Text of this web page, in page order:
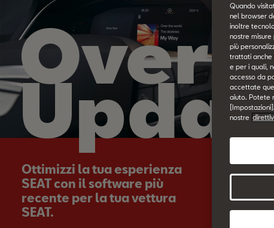
Over-
Ottimizzi la tua esperienza
SEAT con il software più
recente per la tua vettura
SEAT.
Quando
nel browser
inoltre
nostre
più
trattati anche
e per i quali,
accesso da
accettate
aiuto. Potete
nostre